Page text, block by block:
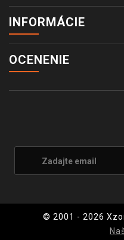
INFORMÁCIE
OCENENIE
© 2001 - 2026